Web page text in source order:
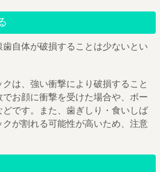
自体が破損することは少ないとい
は、強い衝撃により破損すること
お顔に衝撃を受けた場合や、ボー
です。また、歯ぎしり・食いしば
が割れる可能性が高いため、注意